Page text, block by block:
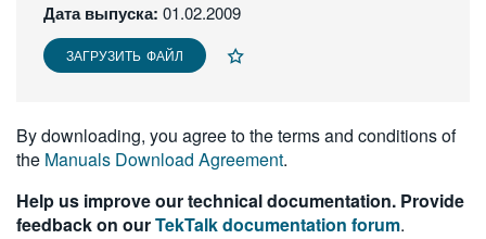
Дата выпуска: 01.02.2009
ЗАГРУЗИТЬ ФАЙЛ
By downloading, you agree to the terms and conditions of
the Manuals Download Agreement.
Help us improve our technical documentation. Provide
feedback on ourTekTalk documentation forum.